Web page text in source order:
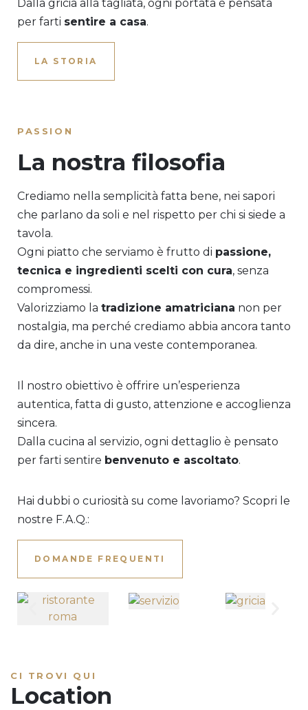
Dalla gricia alla tagliata, ogni portata è pensata
per farti sentire a casa.
LA STORIA
PASSION
La nostra filosofia
Crediamo nella semplicità fatta bene, nei sapori
che parlano da soli e nel rispetto per chi si siede a
tavola.
Ogni piatto che serviamo è frutto di passione,
tecnica e ingredienti scelti con cura, senza
compromessi.
Valorizziamo la tradizione amatriciana non per
nostalgia, ma perché crediamo abbia ancora tanto
da dire, anche in una veste contemporanea.
Il nostro obiettivo è offrire un’esperienza
autentica, fatta di gusto, attenzione e accoglienza
sincera.
Dalla cucina al servizio, ogni dettaglio è pensato
per farti sentire benvenuto e ascoltato.
Hai dubbi o curiosità su come lavoriamo? Scopri le
nostre F.A.Q.:
DOMANDE FREQUENTI
CI TROVI QUI
Location